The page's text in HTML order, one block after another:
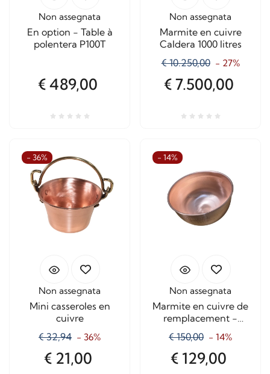
Non assegnata
En option - Table à
polentera P100T
€ 489,00
Non assegnata
Marmite en cuivre
Caldera 1000 litres
€ 10.250,00 - 27%
€ 7.500,00
- 36%
Non assegnata
Mini casseroles en
cuivre
€ 32,94 - 36%
€ 21,00
- 14%
Non assegnata
Marmite en cuivre de
remplacement -
€ 150,00 - 14%
€ 129,00